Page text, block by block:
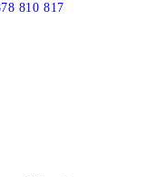
810 817